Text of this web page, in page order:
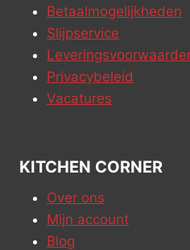
Betaalmogelijkheden
Slijpservice
Privacybeleid
Vacatures
KITCHEN CORNER
Over ons
Mijn account
Blog